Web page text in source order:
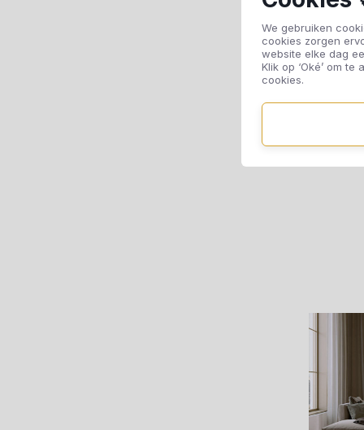
We gebruiken
cookies zorgen
website elke dag
Klik op ‘Oké’ om
cookies.